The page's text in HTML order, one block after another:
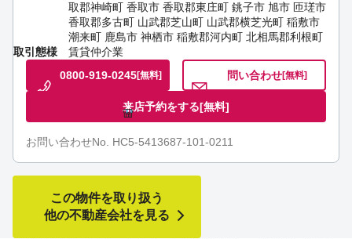
取郡神崎町 香取市 香取郡東庄町 銚子市 旭市 匝瑳市
香取郡多古町 山武郡芝山町 山武郡横芝光町 稲敷市
潮来町 鹿島市 神栖市 稲敷郡河内町 北相馬郡利根町
取引態様
賃貸仲介業
0800-919-0245[無料] 問い合わせ[無料]
来店予約をする[無料]
お問い合わせNo. HC5-5413687-101-0211
この物件を取り扱う
他の不動産会社を見る